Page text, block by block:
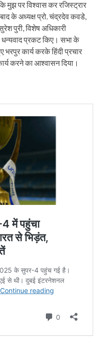
मुझ पर विश्वास कर रजिस्ट्रार
के अध्यक्ष प्रो. चंद्रदेव कवडे,
पुरी, विशेष अधिकारी
धन्यवाद प्रकट किए। सभा के
भरपुर कार्य करके हिंदी प्रचार
करने का आश्वासन दिया।